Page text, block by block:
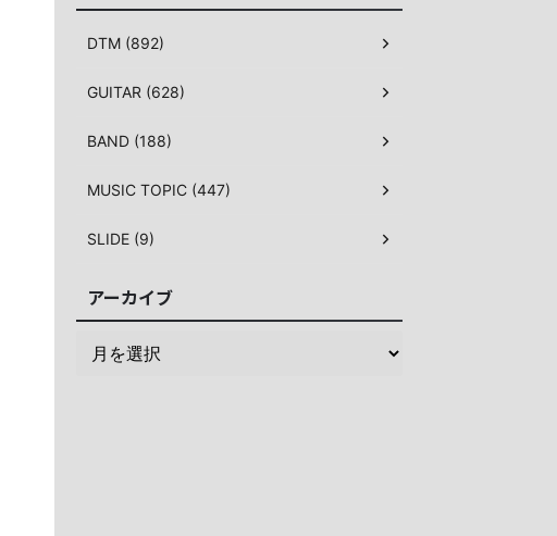
DTM (892)
GUITAR (628)
BAND (188)
MUSIC TOPIC (447)
SLIDE (9)
アーカイブ